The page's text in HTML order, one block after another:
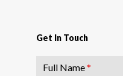
Get In Touch
Full Name*